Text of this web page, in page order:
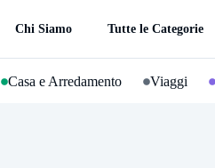
Chi Siamo Tutte le Categorie
Casa e Arredamento Viaggi